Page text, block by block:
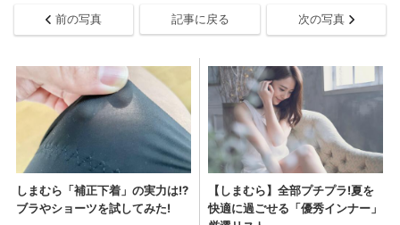
前の写真 記事に戻る 次の写真